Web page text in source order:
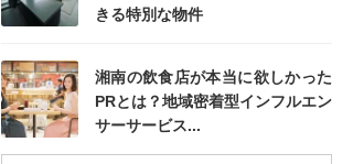
きる特別な物件
湘南の飲食店が本当に欲しかった
PRとは？地域密着型インフルエン
サーサービス...